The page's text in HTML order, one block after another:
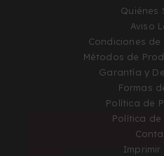
Quiénes
Aviso
Condiciones
Métodos de
Garantía y
Formas
Política de
Política de
Imprimir